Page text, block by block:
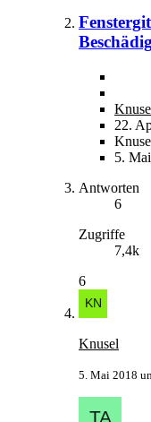
22.
5.
Antworten
6
Zugriffe
7,4k
6
Knusel
5. Mai 2018